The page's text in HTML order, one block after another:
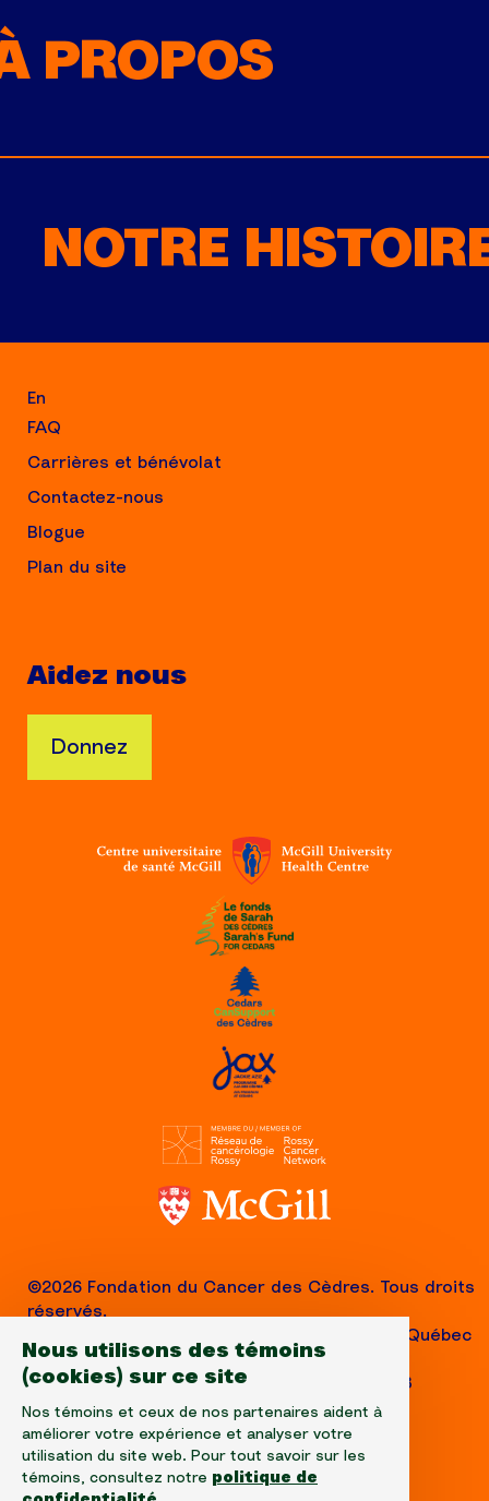
Nous utilisons des témoins
(cookies) sur ce site
Nos témoins et ceux de nos partenaires aident à
améliorer votre expérience et analyser votre
utilisation du site web. Pour tout savoir sur les
témoins, consultez notre politique de
PROPOS
NOTRE
En
FAQ
Carrières et bénévolat
Contactez-nous
Blogue
Plan du site
Aidez nous
Donnez
©2026 Fondation du Cancer des Cèdres. Tous droits
réservés.
1310, avenue Greene, Suite 520, Westmount, Québec
H3Z 2B2,
Téléphone: (514) 656-6662, Fax: (514) 303-1288
No. ARC 10520-2501-RR-0001